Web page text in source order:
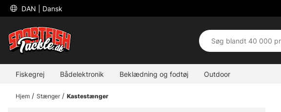
DAN | Dansk
Fiskegrej Bådelektronik Beklædning og fodtøj Outdoor
Hjem Stænger Kastestænger